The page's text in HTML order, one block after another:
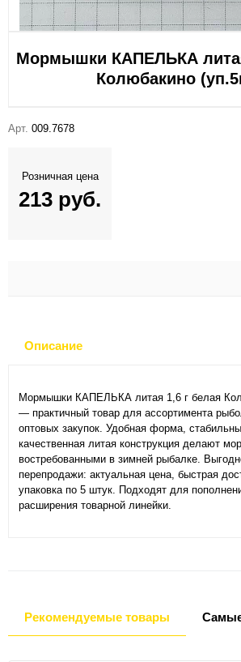
Мормышки КАПЕЛЬКА
Колюбакино
Арт. 009.7678
Розничная цена
213 руб.
Описание
Мормышки КАПЕЛЬКА литая 1,6 г белая
— практичный товар для ассортимента
оптовых закупок. Удобная форма,
качественная литая конструкция делают
востребованными в зимней рыбалке.
перепродажи: актуальная цена, быстрая
упаковка по 5 штук. Подходят для
расширения товарной линейки.
Рекомендуемые товары